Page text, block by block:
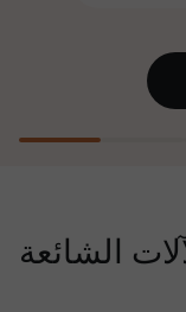
أو ماك
مبلغًا
من المال.
أرباحك
تداول
الشائعة